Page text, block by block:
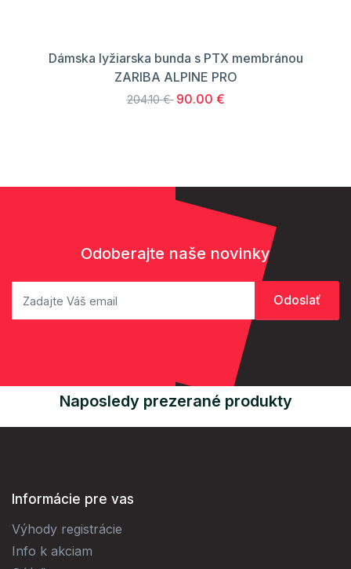
Dámska lyžiarska bunda s PTX membránou
ZARIBA ALPINE PRO
204.10 € 90.00 €
Odoberajte naše novinky
Naposledy prezerané produkty
Informácie pre vas
Výhody registrácie
Info k akciam